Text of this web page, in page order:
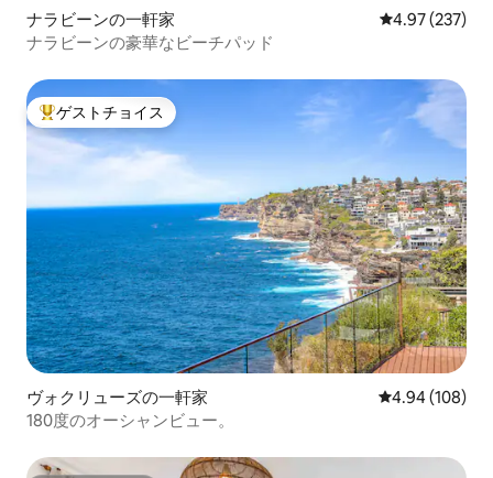
ナラビーンの一軒家 レビュー237
4.97 (237)
ナラビーンの豪華なビーチパッド
大好評のゲストチョイスです。
ゲストチョイス
ヴォクリューズの一軒家 レビュー108
4.94 (108)
180度のオーシャンビュー。